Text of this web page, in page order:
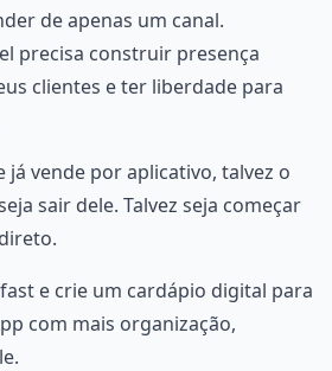
de apenas um canal.
precisa construir presença
clientes e ter liberdade para
já vende por aplicativo, talvez o
sair dele. Talvez seja começar
e crie um cardápio digital para
com mais organização,